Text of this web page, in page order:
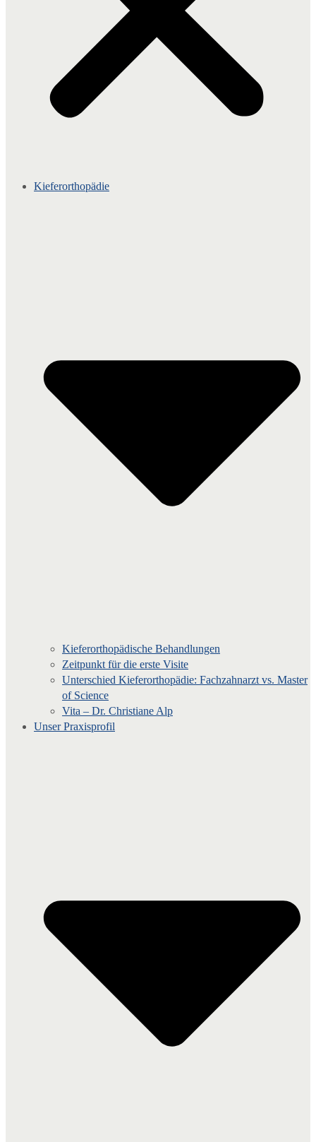
Kieferorthopädie
Kieferorthopädische Behandlungen
Zeitpunkt für die erste Visite
Unterschied Kieferorthopädie: Fachzahnarzt vs. Master
of Science
Vita – Dr. Christiane Alp
Unser Praxisprofil